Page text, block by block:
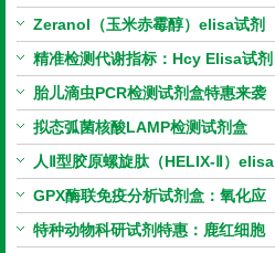
量更划算
Zeranol（玉米赤霉醇）elisa试剂
盒特惠
精准检测代谢指标：Hcy Elisa试剂
盒的科研应用与技术特点
胎儿滴虫PCR检测试剂盒特惠来袭
拟态弧菌核酸LAMP检测试剂盒
（恒温荧光法）新品上市优惠活动
人Ⅱ型胶原螺旋肽（HELIX-Ⅱ）elisa
试剂盒科研优惠活动开启
GPX酶联免疫分析试剂盒：氧化应
激研究精准检测工具
特种动物科研试剂特惠：鹿红细胞